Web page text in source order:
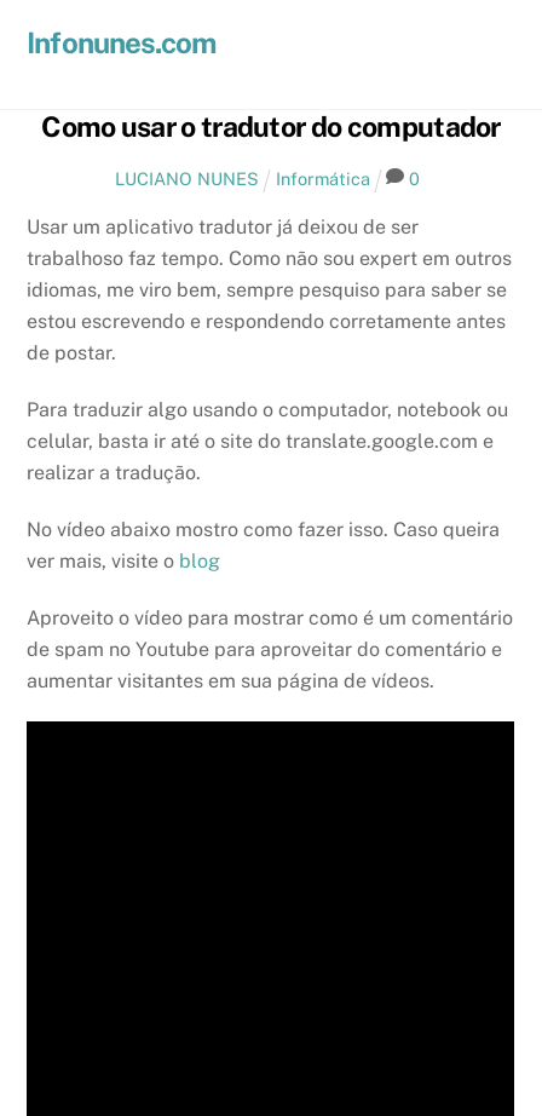
Infonunes.com
Como usar o tradutor do computador
LUCIANO NUNES Informática 0
Usar um aplicativo tradutor já deixou de ser
trabalhoso faz tempo. Como não sou expert em outros
idiomas, me viro bem, sempre pesquiso para saber se
estou escrevendo e respondendo corretamente antes
de postar.
Para traduzir algo usando o computador, notebook ou
celular, basta ir até o site do translate.google.com e
realizar a tradução.
No vídeo abaixo mostro como fazer isso. Caso queira
ver mais, visite o blog
Aproveito o vídeo para mostrar como é um comentário
de spam no Youtube para aproveitar do comentário e
aumentar visitantes em sua página de vídeos.